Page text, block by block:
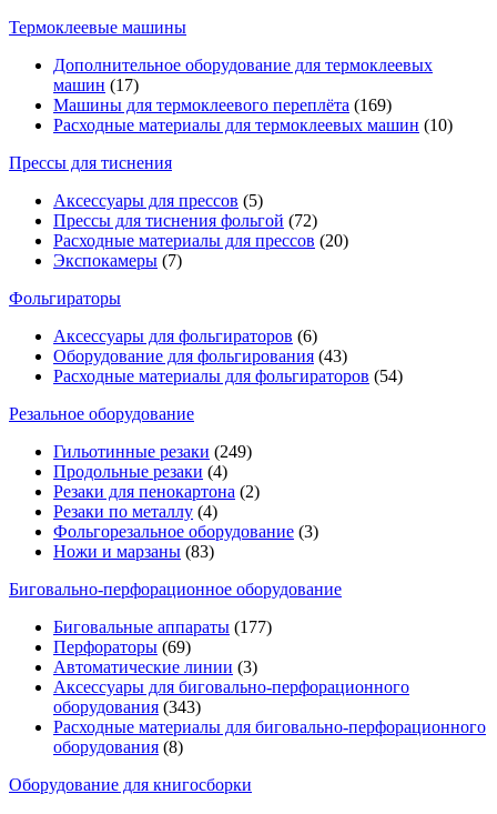
Термоклеевые машины
Дополнительное оборудование для термоклеевых
машин (17)
Машины для термоклеевого переплёта (169)
Расходные материалы для термоклеевых машин (10)
Прессы для тиснения
Аксессуары для прессов (5)
Прессы для тиснения фольгой (72)
Расходные материалы для прессов (20)
Экспокамеры (7)
Фольгираторы
Аксессуары для фольгираторов (6)
Оборудование для фольгирования (43)
Расходные материалы для фольгираторов (54)
Резальное оборудование
Гильотинные резаки (249)
Продольные резаки (4)
Резаки для пенокартона (2)
Резаки по металлу (4)
Фольгорезальное оборудование (3)
Ножи и марзаны (83)
Биговально-перфорационное оборудование
Биговальные аппараты (177)
Перфораторы (69)
Автоматические линии (3)
Аксессуары для биговально-перфорационного
оборудования (343)
Расходные материалы для биговально-перфорационного
оборудования (8)
Оборудование для книгосборки